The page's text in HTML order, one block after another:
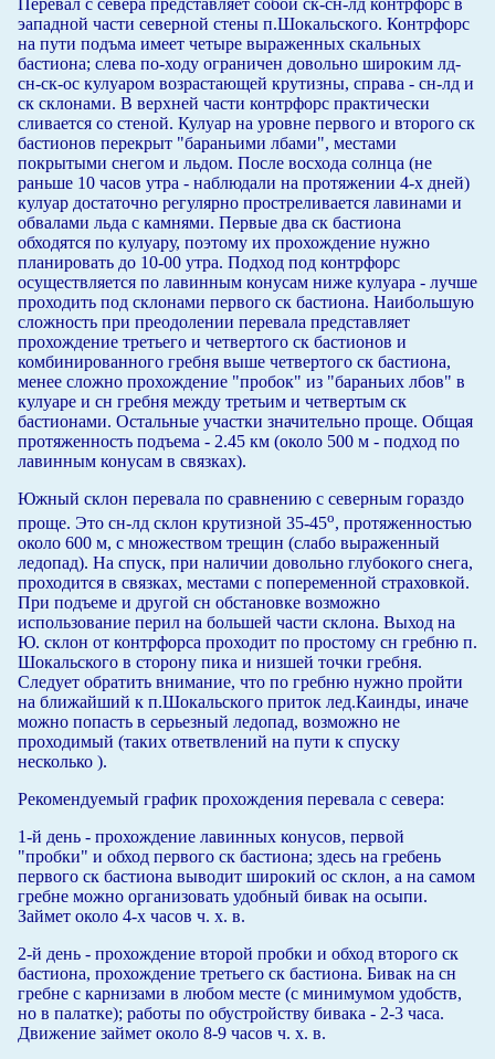
эападной части северной стены п.Шокальского. Контрфорс
на пути подъма имеет четыре выраженных скальных
бастиона; слева по-ходу ограничен довольно широким лд-
сн-ск-ос кулуаром возрастающей крутизны, справа - сн-лд и
ск склонами. В верхней части контрфорс практически
сливается со стеной. Кулуар на уровне первого и второго ск
бастионов перекрыт "бараньими лбами", местами
покрытыми снегом и льдом. После восхода солнца (не
раньше 10 часов утра - наблюдали на протяжении 4-х дней)
кулуар достаточно регулярно простреливается лавинами и
обвалами льда с камнями. Первые два ск бастиона
обходятся по кулуару, поэтому их прохождение нужно
планировать до 10-00 утра. Подход под контрфорс
осуществляется по лавинным конусам ниже кулуара - лучше
проходить под склонами первого ск бастиона. Наибольшую
сложность при преодолении перевала представляет
прохождение третьего и четвертого ск бастионов и
комбинированного гребня выше четвертого ск бастиона,
менее сложно прохождение "пробок" из "бараньих лбов" в
кулуаре и сн гребня между третьим и четвертым ск
бастионами. Остальные участки значительно проще. Общая
протяженность подъема - 2.45 км (около 500 м - подход по
лавинным конусам в связках).
Южный склон перевала по сравнению с северным гораздо
проще. Это сн-лд склон крутизной 35-45о, протяженностью
около 600 м, с множеством трещин (слабо выраженный
ледопад). На спуск, при наличии довольно глубокого снега,
проходится в связках, местами с попеременной страховкой.
При подъеме и другой сн обстановке возможно
использование перил на большей части склона. Выход на
Ю. склон от контрфорса проходит по простому сн гребню п.
Шокальского в сторону пика и низшей точки гребня.
Следует обратить внимание, что по гребню нужно пройти
на ближайший к п.Шокальского приток лед.Каинды, иначе
можно попасть в серьезный ледопад, возможно не
проходимый (таких ответвлений на пути к спуску
несколько ).
Рекомендуемый график прохождения перевала с севера:
1-й день - прохождение лавинных конусов, первой
"пробки" и обход первого ск бастиона; здесь на гребень
первого ск бастиона выводит широкий ос склон, а на самом
гребне можно организовать удобный бивак на осыпи.
Займет около 4-х часов ч. х. в.
2-й день - прохождение второй пробки и обход второго ск
бастиона, прохождение третьего ск бастиона. Бивак на сн
гребне с карнизами в любом месте (с минимумом удобств,
но в палатке); работы по обустройству бивака - 2-3 часа.
Движение займет около 8-9 часов ч. х. в.